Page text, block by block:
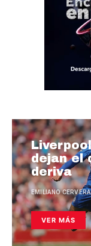
dejan el
deriva
EMILIANO CERVERA
VER MÁS